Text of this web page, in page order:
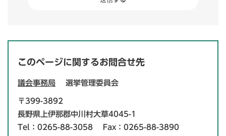
このページに関するお問合せ先
議会事務局 選挙管理委員会
〒399-3892
長野県上伊那郡中川村大草4045-1
Tel：0265-88-3058
Fax：0265-88-3890